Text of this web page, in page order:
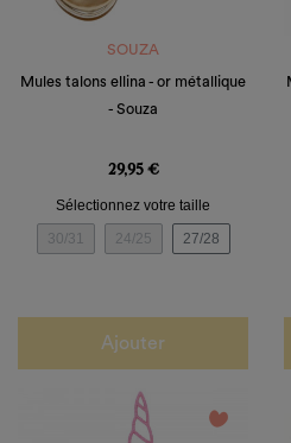
SOUZA
Mules talons ellina - or métallique
- Souza
29,95 €
Sélectionnez votre taille
30/31
24/25 27/28
Ajouter
favorite_border